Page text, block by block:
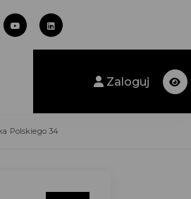
Zaloguj
Polskiego 34